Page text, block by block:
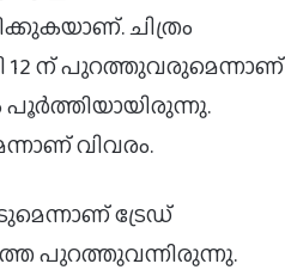
ചിത്രം
ന് പുറത്തുവരുമെന്നാണ്
പൂർത്തിയായിരുന്നു.
വിവരം.
ട്രേഡ്
പുറത്തുവന്നിരുന്നു.